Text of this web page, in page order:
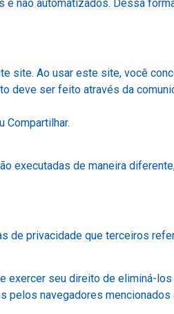
não automatizados. Dessa
site. Ao usar este site, você
deve ser feito através da
Compartilhar.
executadas de maneira
de privacidade que terceiros
exercer seu direito de eliminá-
pelos navegadores mencionados